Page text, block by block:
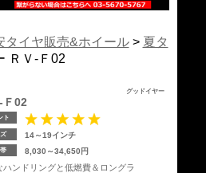
タイヤ販売&ホイール> 夏タ
ＲＶ-Ｆ02
グッドイヤー
Ｆ02
ト
14～19インチ
8,030～34,650円
ハンドリングと低燃費＆ロングラ